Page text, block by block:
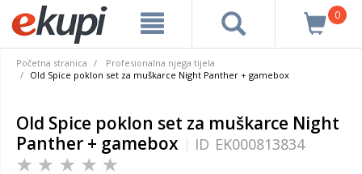
0
Početna stranica
Profesionalna njega tijela
Old Spice poklon set za muškarce Night Panther + gamebox
Old Spice poklon set za muškarce Night
Panther + gamebox
ID EK000813834